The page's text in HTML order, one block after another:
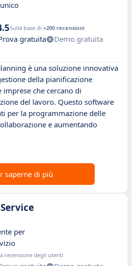
Sulla base di +200 recensioni
gratuita
Demo gratuita
è una soluzione innovativa
della pianificazione
imprese che cercano di
del lavoro. Questo software
per la programmazione delle
e aumentando
saperne di più
per
recensione degli utenti